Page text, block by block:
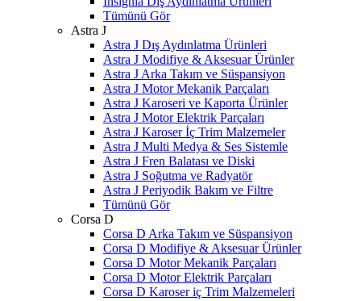
Tümünü Gör
Astra J
Astra J Dış Aydınlatma Ürünleri
Astra J Modifiye & Aksesuar Ürünler
Astra J Arka Takım ve Süspansiyon
Astra J Motor Mekanik Parçaları
Astra J Karoseri ve Kaporta Ürünler
Astra J Motor Elektrik Parçaları
Astra J Karoser İç Trim Malzemeler
Astra J Multi Medya & Ses Sistemle
Astra J Fren Balatası ve Diski
Astra J Soğutma ve Radyatör
Astra J Periyodik Bakım ve Filtre
Tümünü Gör
Corsa D
Corsa D Arka Takım ve Süspansiyon
Corsa D Modifiye & Aksesuar Ürünler
Corsa D Motor Mekanik Parçaları
Corsa D Motor Elektrik Parçaları
Corsa D Karoser iç Trim Malzemeleri